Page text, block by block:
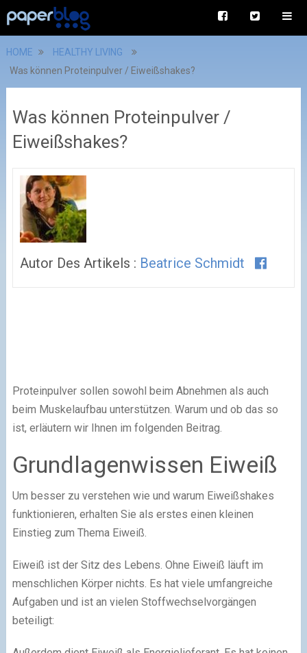
HOME
HEALTHY LIVING
Was können Proteinpulver / Eiweißshakes?
Was können Proteinpulver /
Eiweißshakes?
Autor Des Artikels : Beatrice Schmidt
Proteinpulver sollen sowohl beim Abnehmen als auch
beim Muskelaufbau unterstützen. Warum und ob das so
ist, erläutern wir Ihnen im folgenden Beitrag.
Grundlagenwissen Eiweiß
Um besser zu verstehen wie und warum Eiweißshakes
funktionieren, erhalten Sie als erstes einen kleinen
Einstieg zum Thema Eiweiß.
Eiweiß ist der Sitz des Lebens. Ohne Eiweiß läuft im
menschlichen Körper nichts. Es hat viele umfangreiche
Aufgaben und ist an vielen Stoffwechselvorgängen
beteiligt: